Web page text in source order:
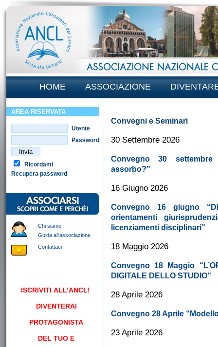
HOME ASSOCIAZIONE
AREA RISERVATA
Utente
Password
Ricordami
Recupera password
Chi siamo
Guida all'associazione
Contattaci
ISCRIVITI ALL’ANCL!
DIVENTERAI
PROTAGONISTA
DEL TUO E
Convegni e Seminari
30 Settembre 2026
Convegno 30
assorbo?”
16 Giugno 2026
Convegno 16 giugno
orientamenti
licenziamenti disciplinari”
18 Maggio 2026
Convegno 18 Maggio
DIGITALE DELLO STUDIO”
28 Aprile 2026
Convegno 28 Aprile
23 Aprile 2026